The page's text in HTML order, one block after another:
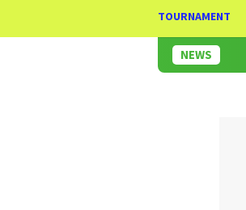
TOURNAMENT
NEWS